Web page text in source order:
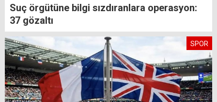
Suç örgütüne bilgi sızdıranlara operasyon:
37 gözaltı
SPOR